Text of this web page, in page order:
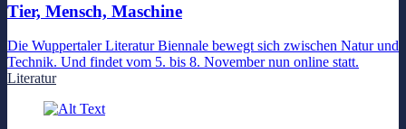
Tier, Mensch, Maschine
Die Wuppertaler Literatur Biennale bewegt sich zwischen Natur und
Technik. Und findet vom 5. bis 8. November nun online statt.
Literatur